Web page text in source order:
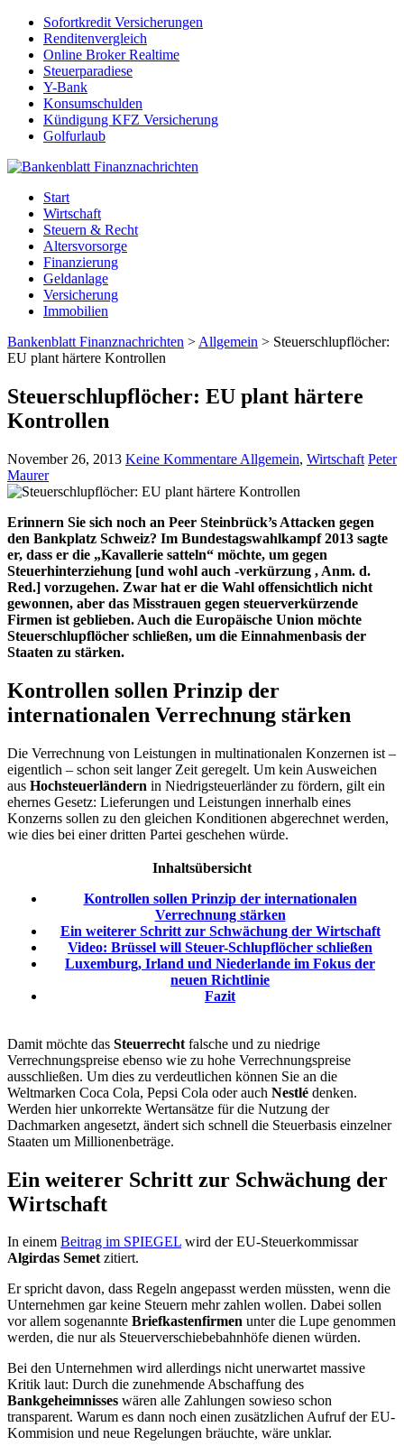
Sofortkredit Versicherungen
Renditenvergleich
Online Broker Realtime
Steuerparadiese
Y-Bank
Konsumschulden
Kündigung KFZ Versicherung
Golfurlaub
Start
Wirtschaft
Steuern & Recht
Altersvorsorge
Finanzierung
Geldanlage
Versicherung
Immobilien
Bankenblatt Finanznachrichten > Allgemein > Steuerschlupflöcher:
EU plant härtere Kontrollen
Steuerschlupflöcher: EU plant härtere
Kontrollen
November 26, 2013 Keine Kommentare Allgemein, Wirtschaft Peter
Maurer
Erinnern Sie sich noch an Peer Steinbrück’s Attacken gegen
den Bankplatz Schweiz? Im Bundestagswahlkampf 2013 sagte
er, dass er die „Kavallerie satteln“ möchte, um gegen
Steuerhinterziehung [und wohl auch -verkürzung , Anm. d.
Red.] vorzugehen. Zwar hat er die Wahl offensichtlich nicht
gewonnen, aber das Misstrauen gegen steuerverkürzende
Firmen ist geblieben. Auch die Europäische Union möchte
Steuerschlupflöcher schließen, um die Einnahmenbasis der
Staaten zu stärken.
Kontrollen sollen Prinzip der
internationalen Verrechnung stärken
Die Verrechnung von Leistungen in multinationalen Konzernen ist –
eigentlich – schon seit langer Zeit geregelt. Um kein Ausweichen
aus Hochsteuerländern in Niedrigsteuerländer zu fördern, gilt ein
ehernes Gesetz: Lieferungen und Leistungen innerhalb eines
Konzerns sollen zu den gleichen Konditionen abgerechnet werden,
wie dies bei einer dritten Partei geschehen würde.
Inhaltsübersicht
Kontrollen sollen Prinzip der internationalen
Verrechnung stärken
Ein weiterer Schritt zur Schwächung der Wirtschaft
Video: Brüssel will Steuer-Schlupflöcher schließen
Luxemburg, Irland und Niederlande im Fokus der
neuen Richtlinie
Fazit
Damit möchte das Steuerrecht falsche und zu niedrige
Verrechnungspreise ebenso wie zu hohe Verrechnungspreise
ausschließen. Um dies zu verdeutlichen können Sie an die
Weltmarken Coca Cola, Pepsi Cola oder auch Nestlé denken.
Werden hier unkorrekte Wertansätze für die Nutzung der
Dachmarken angesetzt, ändert sich schnell die Steuerbasis einzelner
Staaten um Millionenbeträge.
Ein weiterer Schritt zur Schwächung der
Wirtschaft
In einem Beitrag im SPIEGEL wird der EU-Steuerkommissar
Algirdas Semetzitiert.
Er spricht davon, dass Regeln angepasst werden müssten, wenn die
Unternehmen gar keine Steuern mehr zahlen wollen. Dabei sollen
vor allem sogenannte Briefkastenfirmen unter die Lupe genommen
werden, die nur als Steuerverschiebebahnhöfe dienen würden.
Bei den Unternehmen wird allerdings nicht unerwartet massive
Kritik laut: Durch die zunehmende Abschaffung des
Bankgeheimnisses wären alle Zahlungen sowieso schon
transparent. Warum es dann noch einen zusätzlichen Aufruf der EU-
Kommision und neue Regelungen bräuchte, wäre unklar.